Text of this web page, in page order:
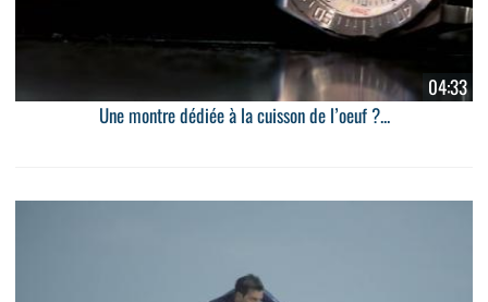
04:33
Une montre dédiée à la cuisson de l’oeuf ?...